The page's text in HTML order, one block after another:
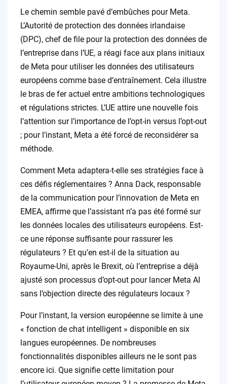
Le chemin semble pavé d’embûches pour Meta.
L’Autorité de protection des données irlandaise
(DPC), chef de file pour la protection des données de
l’entreprise dans l’UE, a réagi face aux plans initiaux
de Meta pour utiliser les données des utilisateurs
européens comme base d’entraînement. Cela illustre
le bras de fer actuel entre ambitions technologiques
et régulations strictes. L’UE attire une nouvelle fois
l’attention sur l’importance de l’opt-in versus l’opt-out
; pour l’instant, Meta a été forcé de reconsidérer sa
méthode.
Comment Meta adaptera-t-elle ses stratégies face à
ces défis réglementaires ? Anna Dack, responsable
de la communication pour l’innovation de Meta en
EMEA, affirme que l’assistant n’a pas été formé sur
les données locales des utilisateurs européens. Est-
ce une réponse suffisante pour rassurer les
régulateurs ? Et qu’en est-il de la situation au
Royaume-Uni, après le Brexit, où l’entreprise a déjà
ajusté son processus d’opt-out pour lancer Meta AI
sans l’objection directe des régulateurs locaux ?
Pour l’instant, la version européenne se limite à une
« fonction de chat intelligent » disponible en six
langues européennes. De nombreuses
fonctionnalités disponibles ailleurs ne le sont pas
encore ici. Que signifie cette limitation pour